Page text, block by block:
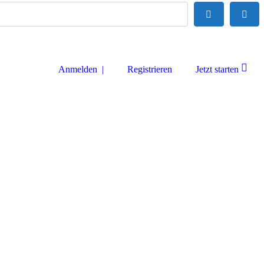
Anmelden | Registrieren Jetzt starten